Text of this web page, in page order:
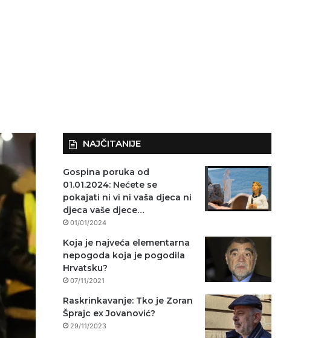
NAJČITANIJE
Gospina poruka od
01.01.2024: Nećete se
pokajati ni vi ni vaša djeca ni
djeca vaše djece…
01/01/2024
Koja je najveća elementarna
nepogoda koja je pogodila
Hrvatsku?
07/11/2021
Raskrinkavanje: Tko je Zoran
Šprajc ex Jovanović?
29/11/2023